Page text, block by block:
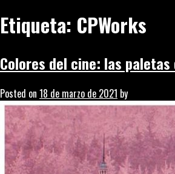
Etiqueta: CPWorks
Colores del cine: las
Posted on 18 de marzo de 2021 by